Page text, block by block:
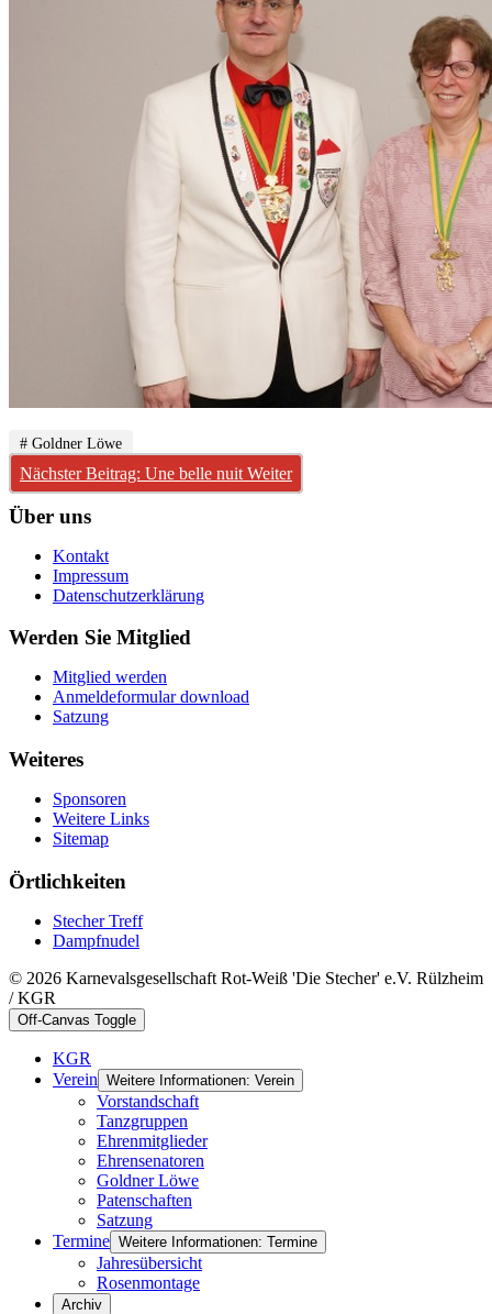
# Goldner Löwe
Nächster Beitrag: Une belle nuit Weiter
Über uns
Kontakt
Impressum
Datenschutzerklärung
Werden Sie Mitglied
Mitglied werden
Anmeldeformular download
Satzung
Weiteres
Sponsoren
Weitere Links
Sitemap
Örtlichkeiten
Stecher Treff
Dampfnudel
© 2026 Karnevalsgesellschaft Rot-Weiß 'Die Stecher' e.V. Rülzheim
/ KGR
Off-Canvas Toggle
KGR
Verein Weitere Informationen: Verein
Vorstandschaft
Tanzgruppen
Ehrenmitglieder
Ehrensenatoren
Goldner Löwe
Patenschaften
Satzung
Termine Weitere Informationen: Termine
Jahresübersicht
Rosenmontage
Archiv